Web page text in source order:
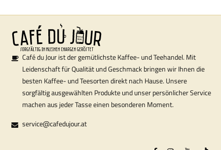
Café du Jour ist der gemütlichste Kaffee- und Teehandel. Mit
Leidenschaft für Qualität und Geschmack bringen wir Ihnen die
besten Kaffee- und Teesorten direkt nach Hause. Unsere
sorgfältig ausgewählten Produkte und unser persönlicher Service
machen aus jeder Tasse einen besonderen Moment.
service@cafedujour.at